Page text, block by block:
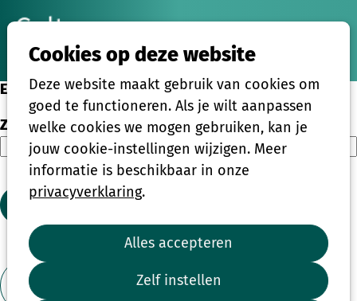
Cookies op deze website
Deze website maakt gebruik van cookies om
goed te functioneren. Als je wilt aanpassen
welke cookies we mogen gebruiken, kan je
jouw cookie-instellingen wijzigen. Meer
informatie is beschikbaar in onze
privacyverklaring.
Alles accepteren
Zelf instellen
Eenmalige activiteiten
Zoeken
Zoeken
2 3 4 ...